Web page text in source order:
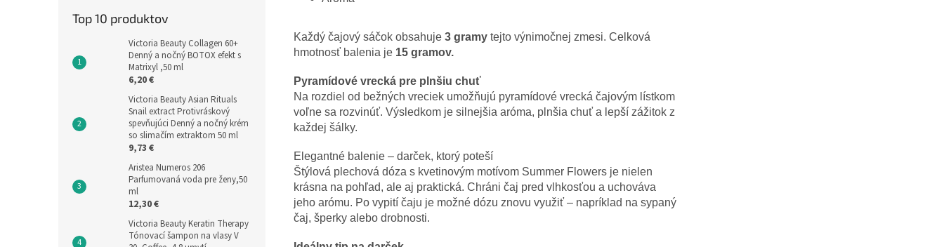
Top 10 produktov
Victoria Beauty Collagen 60+
Denný a nočný BOTOX efekt s
Matrixyl ,50 ml
6,20 €
Victoria Beauty Asian Rituals
Snail extract Protivráskový
spevňujúci Denný a nočný krém
so slimačím extraktom 50 ml
9,73 €
Aristea Numeros 206
Parfumovaná voda pre ženy,50
ml
12,30 €
Victoria Beauty Keratin Therapy
Tónovací šampon na vlasy V
Každý čajový sáčok obsahuje 3 gramy tejto výnimočnej zmesi. Celková
hmotnosť balenia je 15 gramov.
Pyramídové vrecká pre plnšiu chuť
Na rozdiel od bežných vreciek umožňujú pyramídové vrecká čajovým lístkom
voľne sa rozvinúť. Výsledkom je silnejšia aróma, plnšia chuť a lepší zážitok z
každej šálky.
Elegantné balenie – darček, ktorý poteší
Štýlová plechová dóza s kvetinovým motívom Summer Flowers je nielen
krásna na pohľad, ale aj praktická. Chráni čaj pred vlhkosťou a uchováva
jeho arómu. Po vypití čaju je možné dózu znovu využiť – napríklad na sypaný
čaj, šperky alebo drobnosti.